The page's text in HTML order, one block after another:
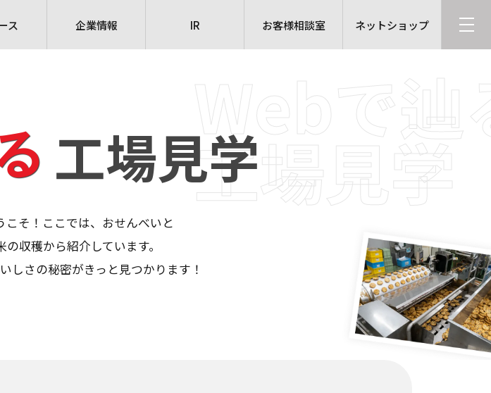
ス 企業情報 IR お客様相談室 ネットショップ
Webで辿
工場見学
工場見学
そ！ ここでは、おせんべいと
の収穫から紹介しています。
しさの秘密がきっと見つかります！